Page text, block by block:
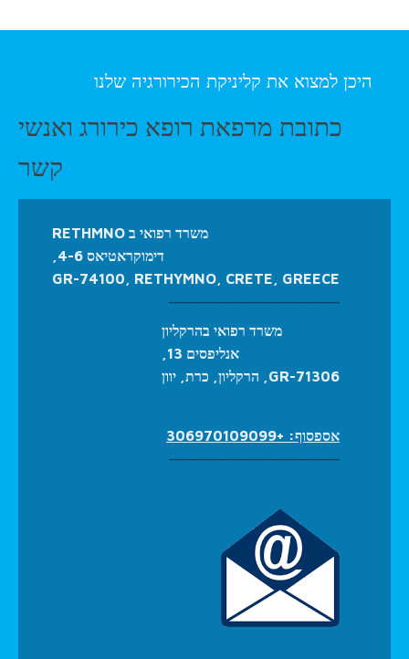
היכן למצוא את קליניקת הכירורגיה שלנו
כתובת מרפאת רופא כירורג ואנשי
קשר
משרד רפואי ב RETHMNO
דימוקראטיאס 4-6,
GR-74100, RETHYMNO, CRETE, GREECE
משרד רפואי בהרקליון
אנליפסים 13,
GR-71306, הרקליון, כרת, יוון
אספסוף: +306970109099